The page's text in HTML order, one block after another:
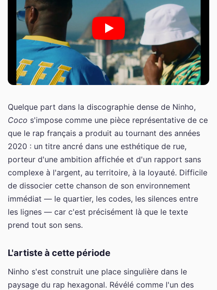
Quelque part dans la discographie dense de Ninho,
Coco s'impose comme une pièce représentative de ce
que le rap français a produit au tournant des années
2020 : un titre ancré dans une esthétique de rue,
porteur d'une ambition affichée et d'un rapport sans
complexe à l'argent, au territoire, à la loyauté. Difficile
de dissocier cette chanson de son environnement
immédiat — le quartier, les codes, les silences entre
les lignes — car c'est précisément là que le texte
prend tout son sens.
L'artiste à cette période
Ninho s'est construit une place singulière dans le
paysage du rap hexagonal. Révélé comme l'un des